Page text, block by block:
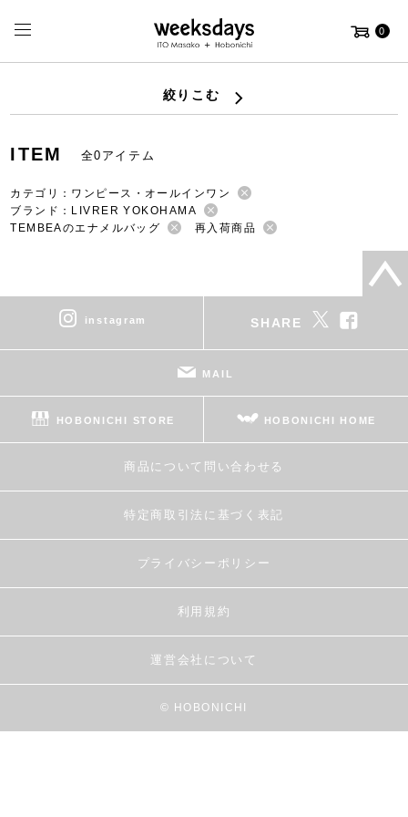
0
絞りこむ
ITEM 全0アイテム
カテゴリ：ワンピース・オールインワン
ブランド：LIVRER YOKOHAMA
TEMBEAのエナメルバッグ
再入荷商品
instagram SHARE
MAIL
HOBONICHI STORE HOBONICHI HOME
商品について問い合わせる
特定商取引法に基づく表記
プライバシーポリシー
利用規約
運営会社について
© HOBONICHI